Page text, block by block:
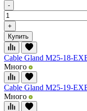
-
+
Купить
Cable Gland M25-18-
Много
Cable Gland M25-19-
Много